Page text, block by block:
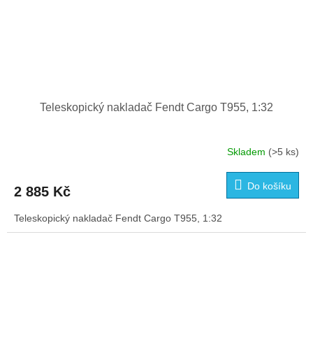
Teleskopický nakladač Fendt Cargo T955, 1:32
Skladem (>5 ks)
2 885 Kč Do košíku
Teleskopický nakladač Fendt Cargo T955, 1:32